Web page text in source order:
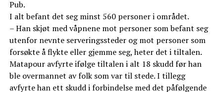
Pub.
I alt befant det seg minst 560 personer i området.
– Han skjøt med våpnene mot personer som befant seg
utenfor nevnte serveringssteder og mot personer som
forsøkte å flykte eller gjemme seg, heter det i tiltalen.
Matapour avfyrte ifølge tiltalen i alt 18 skudd før han
ble overmannet av folk som var til stede. I tillegg
avfyrte han ett skudd i forbindelse med det påfølgende